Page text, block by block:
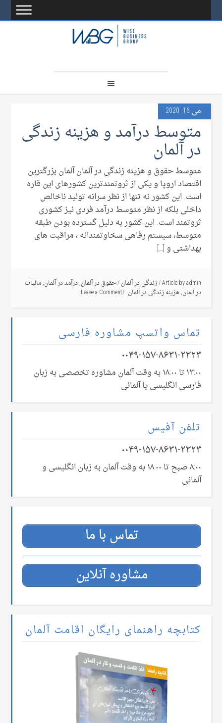
می 16, 2020
متوسط درآمد و هزینه زندگی
در آلمان
متوسط حقوق و هزینه زندگی در آلمان آلمان بزرگترین
اقتصاد اروپا و یکی از ثروتمندترین کشورهای این قاره
است. این کشور نه تنها از نظر سرانه تولید ناخالص
داخلی بلکه از نظر متوسط درآمد فردی نیز کشوری
ثروتمند است. این کشور به دلیل گسترده بودن طبقه
متوسط، سیستم رفاهی سخاوتمندانه ، مراقبت های
بهداشتی و […]
Article byadmin
/زندگی در آلمان/حقوق در آلمان,درآمد در آلمان,مالیات
در آلمان,هزینه زندگی در آلمان Leave a Comment
تماس واتسپ مشاوره فارسی
۰۰۴۹-۱۵۷-۸۶۳۱-۲۳۲۳
۱۳:۰۰ تا ۱۸:۰۰ به وقت آلمان مشاوره تخصصی به زبان
فارسی انگلیسی یا آلمانی
تلفن آفیس
۰۰۴۹-۱۵۷-۸۶۳۱-۲۳۲۳
۸:۰۰ صبح تا ۱۸:۰۰ به وقت آلمان به زبان انگلیسی و
آلمانی
تماس با ما
مشاوره آنلاین
کتابچه راهنمای رایگان اقامت آلمان